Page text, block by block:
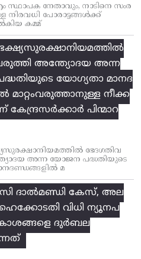
നേതാവും, നാടിനെ സംര
നിരവധി പോരാട്ടങ്ങള്‍ക്ക്‌
കമ്മ്
അന്ത്യോദയ അന്ന
യോഗ്യതാ മാനദ
മാറ്റംവരുത്താനുള്ള നീക്ക
കേന്ദ്രസർക്കാർ പിന്മാറ
ഭേദഗതിവ
അന്ന യോജന പദ്ധതിയുടെ
മ
ദാൽമണ്ഡി കേസ്, അല
വിധി ന്യൂനപ
ദുർബല